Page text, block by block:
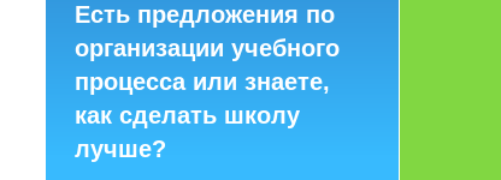
Есть предложения по
организации учебного
процесса или знаете,
как сделать школу
лучше?